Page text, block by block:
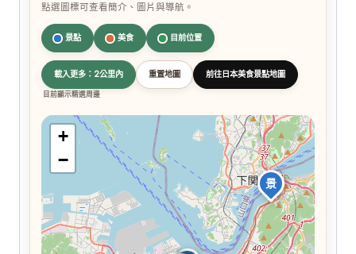
點選圖標可查看簡介、圖片與導航。
景點 美食 目前位置
載入更多：2公里內 重置地圖 前往日本美食景點地圖
目前顯示精選周邊
景
+
−